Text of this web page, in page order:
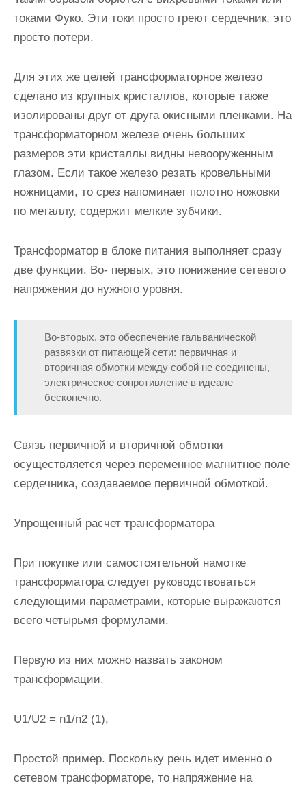
токами Фуко. Эти токи просто греют сердечник, это
просто потери.
Для этих же целей трансформаторное железо
сделано из крупных кристаллов, которые также
изолированы друг от друга окисными пленками. На
трансформаторном железе очень больших
размеров эти кристаллы видны невооруженным
глазом. Если такое железо резать кровельными
ножницами, то срез напоминает полотно ножовки
по металлу, содержит мелкие зубчики.
Трансформатор в блоке питания выполняет сразу
две функции. Во- первых, это понижение сетевого
напряжения до нужного уровня.
Во-вторых, это обеспечение гальванической
развязки от питающей сети: первичная и
вторичная обмотки между собой не соединены,
электрическое сопротивление в идеале
бесконечно.
Связь первичной и вторичной обмотки
осуществляется через переменное магнитное поле
сердечника, создаваемое первичной обмоткой.
Упрощенный расчет трансформатора
При покупке или самостоятельной намотке
трансформатора следует руководствоваться
следующими параметрами, которые выражаются
всего четырьмя формулами.
Первую из них можно назвать законом
трансформации.
U1/U2 = n1/n2 (1),
Простой пример. Поскольку речь идет именно о
сетевом трансформаторе, то напряжение на